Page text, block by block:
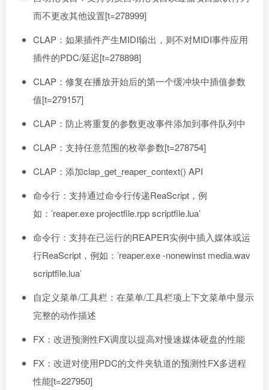
而不更改其他设置[t=278999]
CLAP：如果插件产生MIDI输出，则不对MIDI事件应用
插件的PDC/延迟[t=278898]
CLAP：修复在播放开始后的第一个缓冲块中插值参数
值[t=279157]
CLAP：防止将重复的参数更改事件添加到事件队列中
CLAP：支持任意范围的枚举参数[t=278754]
CLAP：添加clap_get_reaper_context() API
命令行：支持通过命令行传递ReaScript，例
如：’reaper.exe projectfile.rpp scriptfile.lua’
命令行：支持在已运行的REAPER实例中插入媒体或运
行ReaScript，例如：’reaper.exe -nonewinst media.wav
scriptfile.lua’
自定义菜单/工具栏：在菜单/工具栏项上下文菜单中显示
完整的动作描述
FX：改进预测性FX调度以提高对慢速媒体硬盘的性能
FX：改进对使用PDC的文件夹轨道的预测性FX多进程
性能[t=227950]